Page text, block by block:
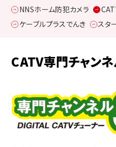
資料請求
NNSホーム防犯カメラ
ケーブルプラスでんき
スタ
CATV専門チャンネ